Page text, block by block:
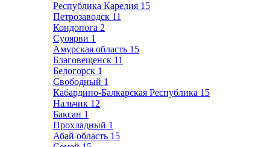
Республика Карелия 15
Петрозаводск 11
Кондопога 2
Суоярви 1
Амурская область 15
Благовещенск 11
Белогорск 1
Свободный 1
Кабардино-Балкарская Республика 15
Нальчик 12
Баксан 1
Прохладный 1
Абай область 15